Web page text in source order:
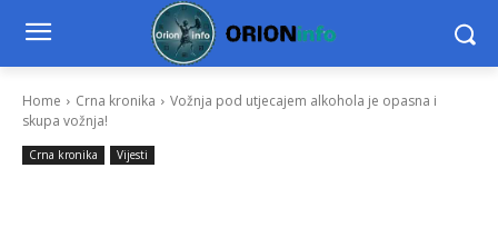
Home Crna kronika
Vožnja pod utjecajem alkohola je opasna i
skupa vožnja!
Crna kronika Vijesti